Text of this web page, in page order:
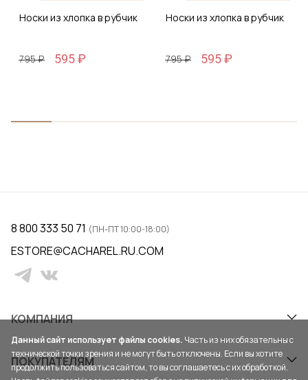
Носки из хлопка в рубчик
795 ₽ 595 ₽
Носки из хлопка в рубчик
795 ₽ 595 ₽
КОМПАНИЯ
ПОКУПАТЕЛЯМ
8 800 333 50 71 (ПН-ПТ 10:00-18:00)
ESTORE@CACHAREL.RU.COM
Данный сайт использует файлы cookies. Часть из них обязательны с
технической точки зрения и не могут быть отключены. Если вы хотите
продолжить пользоваться сайтом, то вы соглашаетесь с их обработкой.